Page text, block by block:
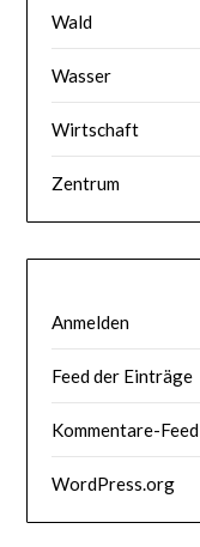
Wald
Wasser
Wirtschaft
Zentrum
Anmelden
Feed der Einträge
Kommentare-Feed
WordPress.org